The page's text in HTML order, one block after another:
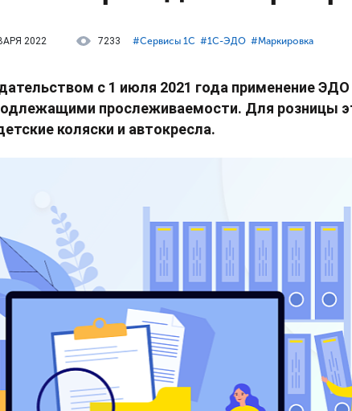
2022 7233 #⁣Сервисы 1С #⁣1С-ЭДО #⁣Маркировка
с 1 июля 2021 года применение
прослеживаемости. Для розницы
коляски и автокресла.